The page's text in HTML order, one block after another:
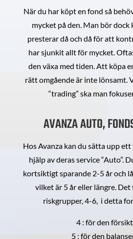
När du har köpt en fond så
mycket på den. Man bör dock
presterar då och då för att
har sjunkit allt för mycket.
den växa med tiden. Att köpa
rätt omgående är inte lönsamt.
“trading” ska man
AVANZA AUTO,
Hos Avanza kan du sätta upp
hjälp av deras service “Auto”.
kortsiktigt sparande 2-5 år och
vilket är 5 år eller längre.
riskgrupper, 4-6, i detta
4 : för den
5 : för den